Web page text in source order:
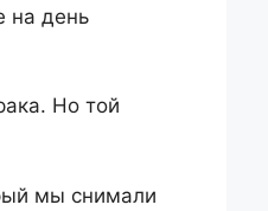
на день
Но той
мы снимали